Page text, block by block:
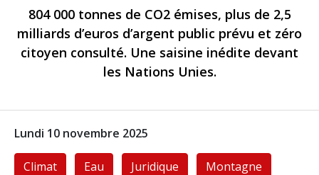
804 000 tonnes de CO2 émises, plus de 2,5
milliards d’euros d’argent public prévu et zéro
citoyen consulté. Une saisine inédite devant
les Nations Unies.
Lundi 10 novembre 2025
Climat Eau Juridique Montagne